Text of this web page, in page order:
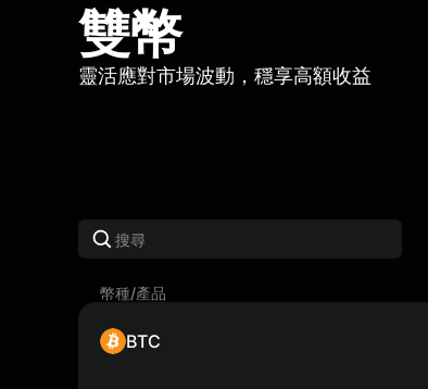
雙幣
靈活應對市場波動，穩享高額收益
幣種/產品
BTC